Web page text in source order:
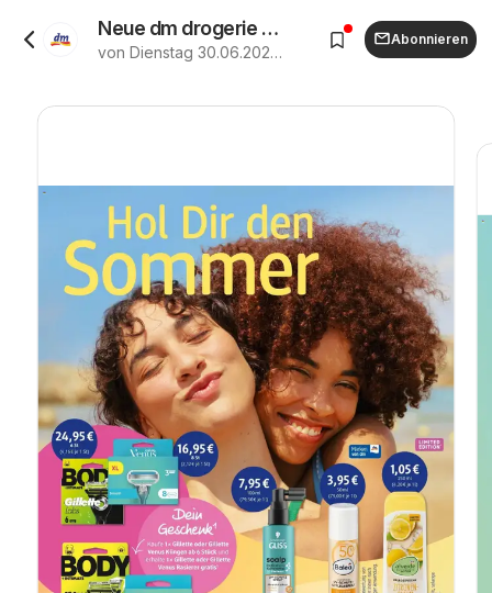
Neue dm drogerie Prospekt (vom 30.06.2026 - 31.07.2026)
von Dienstag 30.06.2026 bis Freitag 31.07.2026
Abonnieren